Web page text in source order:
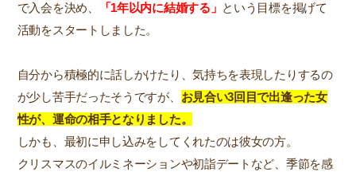
で入会を決め、
「1年以内に結婚する」 という目標を掲げて
活動をスタートしました。
自分から積極的に話しかけたり、気持ちを表現したりするの
が少し苦手だったそうですが、 お見合い3回目で出逢った女
性が、運命の相手となりました。
しかも、最初に申し込みをしてくれたのは彼女の方。
クリスマスのイルミネーションや初詣デートなど、季節を感